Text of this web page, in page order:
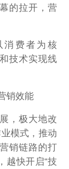
的拉开，营
消费者为核
技术实现线
销效能
，极大地改
模式，推动
销链路的打
越快开启“技